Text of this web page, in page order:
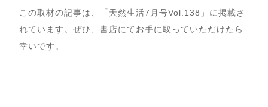
この取材の記事は、「天然生活7月号Vol.138」に掲載さ
れています。ぜひ、書店にてお手に取っていただけたら
幸いです。